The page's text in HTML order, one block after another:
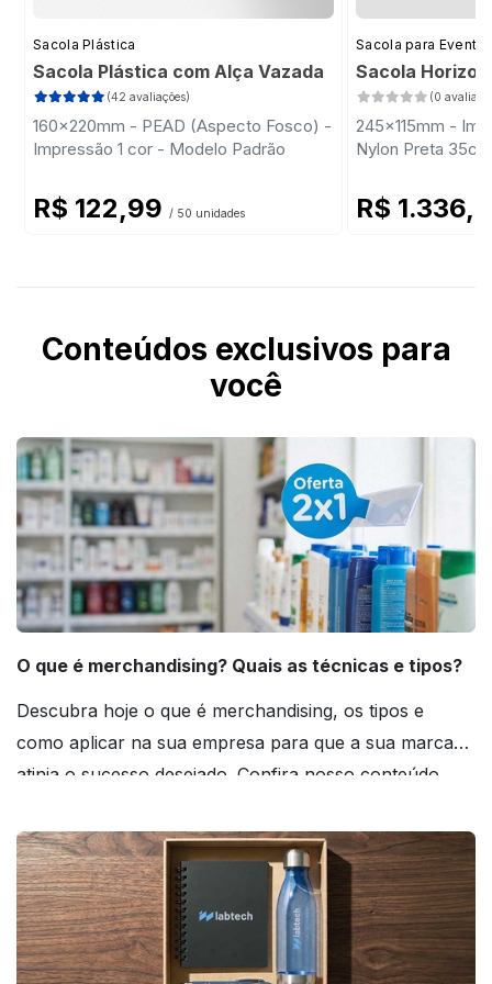
Sacola Plástica
Sacola Plástica com Alça Vazada
(42 avaliações)
160x220mm - PEAD (Aspecto Fosco) -
Impressão 1 cor - Modelo Padrão
R$ 122,99 / 50 unidades
Sacola para Evento
Sacola
(0
245x115mm -
Nylon Preta
R$
Conteúdos exclusivos para
você
O que é merchandising? Quais as técnicas e tipos?
Descubra hoje o que é merchandising, os tipos e
como aplicar na sua empresa para que a sua marca
atinja o sucesso desejado. Confira nosso conteúdo